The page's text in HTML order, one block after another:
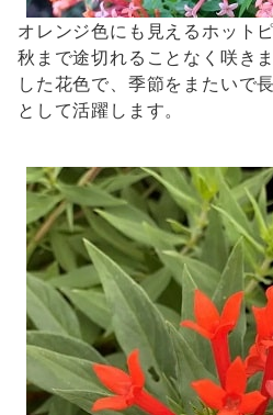
オレンジ色にも見えるホット
秋まで途切れることなく咲き
した花色で、季節をまたいで
として活躍します。